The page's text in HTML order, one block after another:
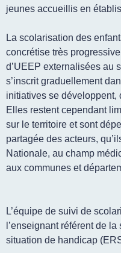
jeunes accueillis en
La scolarisation des
concrétise très
d’UEEP externalisées au
s’inscrit graduellement
initiatives se développent,
Elles restent cependant
sur le territoire et sont
partagée des acteurs,
Nationale, au champ
aux communes et
L’équipe de suivi de
l’enseignant référent de
situation de handicap